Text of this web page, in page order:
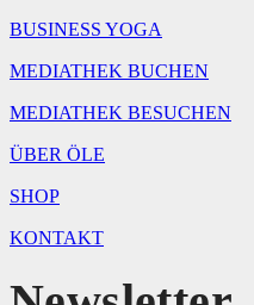
BUSINESS YOGA
MEDIATHEK BUCHEN
MEDIATHEK BESUCHEN
ÜBER ÖLE
SHOP
KONTAKT